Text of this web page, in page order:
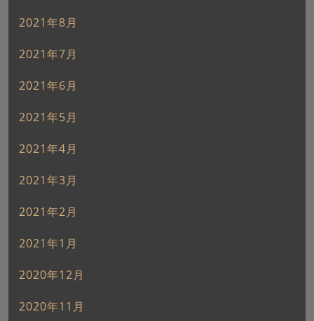
2021年8月
2021年7月
2021年6月
2021年5月
2021年4月
2021年3月
2021年2月
2021年1月
2020年12月
2020年11月